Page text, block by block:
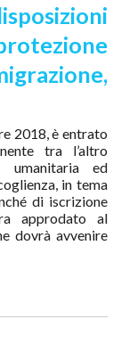
2018, è entrato
tra l’altro
umanitaria ed
in tema
di iscrizione
approdato al
dovrà avvenire